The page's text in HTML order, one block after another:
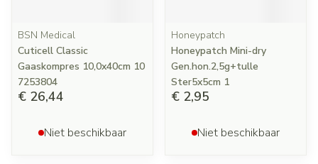
BSN Medical
Cuticell Classic
Gaaskompres 10,0x40cm 10
7253804
€ 26,44
Niet beschikbaar
Honeypatch
Honeypatch Mini-dry
Gen.hon.2,5g+tulle
Ster5x5cm 1
€ 2,95
Niet beschikbaar